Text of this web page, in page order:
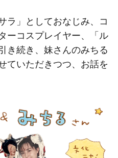
ラ」としておなじみ、コ
ーコスプレイヤー、「ル
き続き、妹さんのみちる
ていただきつつ、お話を